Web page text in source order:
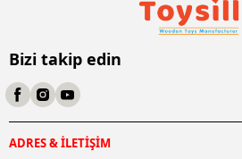
Bizi takip edin
ADRES & İLETİŞİM